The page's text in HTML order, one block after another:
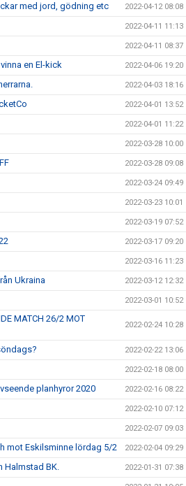
med jord, gödning etc 2022-04-12 08:08
2022-04-11 11:13
2022-04-11 08:37
en El-kick 2022-04-06 19:20
2022-04-03 18:16
2022-04-01 13:52
2022-04-01 11:22
2022-03-28 10:00
2022-03-28 09:08
2022-03-24 09:49
2022-03-23 10:01
2022-03-19 07:52
2022-03-17 09:20
2022-03-16 11:23
Ukraina 2022-03-12 12:32
2022-03-01 10:52
MATCH 26/2 MOT
2022-02-24 10:28
2022-02-22 13:06
2022-02-18 08:00
planhyror 2020 2022-02-16 08:22
2022-02-10 07:12
2022-02-07 09:03
mot Eskilsminne lördag 5/2 2022-02-04 09:29
Halmstad BK. 2022-01-31 07:38